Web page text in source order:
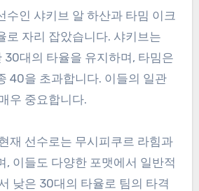
수인 샤키브 알 하산과 타밈 이크
로 자리 잡았습니다. 샤키브는
30대의 타율을 유지하며, 타밈은
40을 초과합니다. 이들의 일관
우 중요합니다.
재 선수로는 무시피쿠르 라힘과
, 이들도 다양한 포맷에서 일반적
낮은 30대의 타율로 팀의 타격